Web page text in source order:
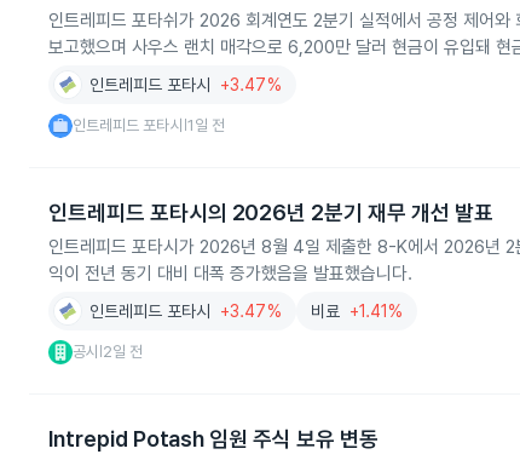
인트레피드 포타쉬가 2026 회계연도 2분기 실적에서 공정 제어
보고했으며 사우스 랜치 매각으로 6,200만 달러 현금이 유입돼
인트레피드 포타시 +3.47%
인트레피드 포타시 1일 전
인트레피드 포타시의 2026년 2분기 재무 개선 발표
인트레피드 포타시가 2026년 8월 4일 제출한 8-K에서 2026년
익이 전년 동기 대비 대폭 증가했음을 발표했습니다.
인트레피드 포타시 +3.47% 비료 +1.41%
공시 2일 전
Intrepid Potash 임원 주식 보유 변동